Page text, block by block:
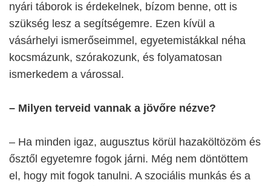
nyári táborok is érdekelnek, bízom benne, ott is
szükség lesz a segítségemre. Ezen kívül a
vásárhelyi ismerőseimmel, egyetemistákkal néha
kocsmázunk, szórakozunk, és folyamatosan
ismerkedem a várossal.
– Milyen terveid vannak a jövőre nézve?
– Ha minden igaz, augusztus körül hazaköltözöm és
ősztől egyetemre fogok járni. Még nem döntöttem
el, hogy mit fogok tanulni. A szociális munkás és a